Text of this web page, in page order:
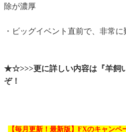
除が濃厚
・ビッグイベント直前で、非常
★☆>>>更に詳しい内容は『羊飼
ぞ！
【毎月更新！最新版】FXのキャンペ